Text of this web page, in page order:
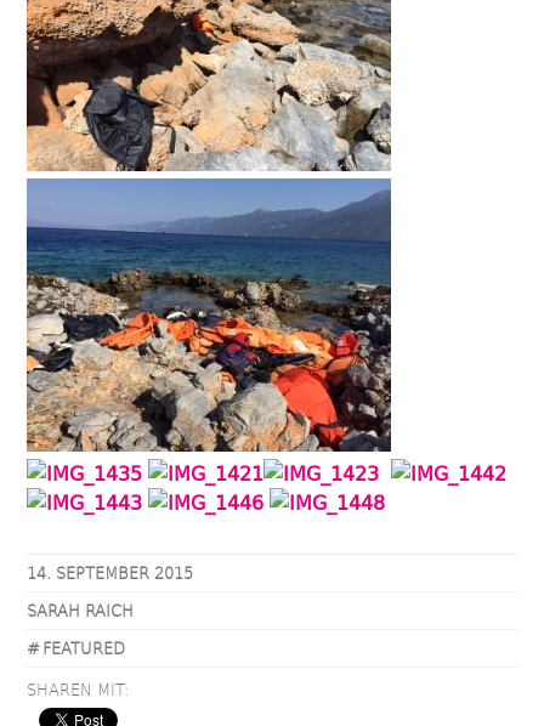
14. SEPTEMBER 2015
SARAH RAICH
FEATURED
SHAREN MIT: